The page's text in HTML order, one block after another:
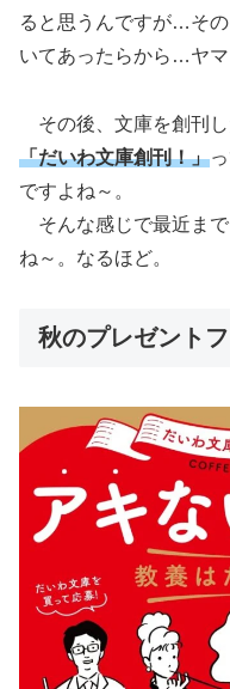
ると思うんですが…そ
いてあったらから…ヤマ
その後、文庫を創刊し
「だいわ文庫創刊！」
ですよね～。
そんな感じで最近ま
ね～。なるほど。
秋のプレゼント